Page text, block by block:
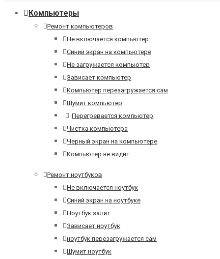
Компьютеры
Ремонт компьютеров
Не включается компьютер
Синий экран на компьютере
Не загружается компьютер
Зависает компьютер
Компьютер перезагружается сам
Шумит компьютер
Перегревается компьютер
Чистка компьютера
Черный экран на компьютере
Компьютер не видит
Ремонт ноутбуков
Не включается ноутбук
Синий экран на ноутбуке
Ноутбук залит
Зависает ноутбук
ноутбук перезагружается сам
Шумит ноутбук